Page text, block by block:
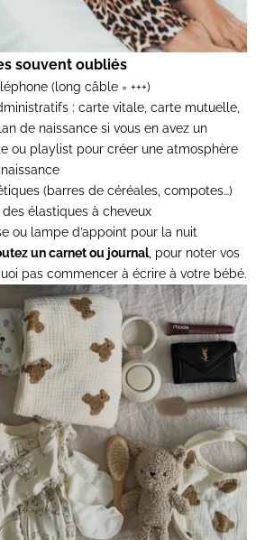
souvent oubliés
(long câble = +++)
: carte vitale, carte mutuelle,
de naissance si vous en avez un
ou playlist pour créer une atmosphère
(barres de céréales, compotes…)
élastiques à cheveux
ou lampe d’appoint pour la nuit
un carnet ou journal, pour noter vos
pas commencer à écrire à votre bébé.